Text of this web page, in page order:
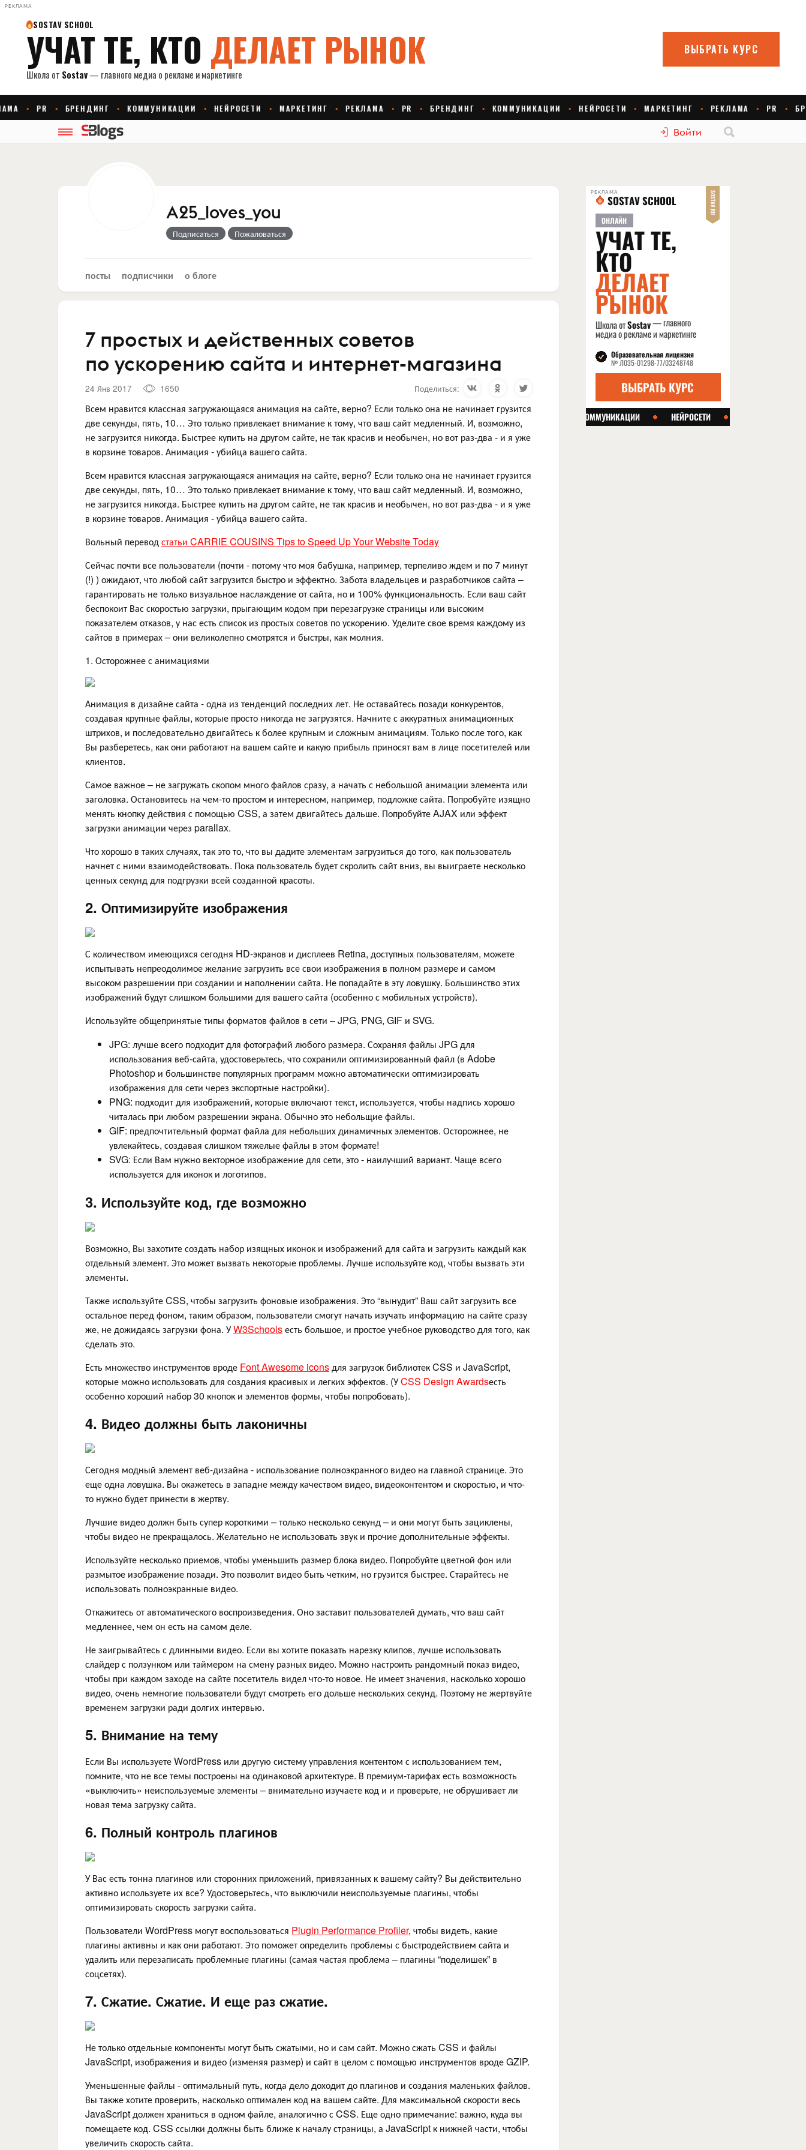
РЕКЛАМА
Войти
A25_loves_you
Подписаться Пожаловаться
посты подписчики о блоге
7 простых и действенных советов
по ускорению сайта и интернет-магазина
24 Янв 2017 1650 Поделиться:
Всем нравится классная загружающаяся анимация на сайте, верно? Если только она не начинает грузится
две секунды, пять, 10… Это только привлекает внимание к тому, что ваш сайт медленный. И, возможно,
не загрузится никогда. Быстрее купить на другом сайте, не так красив и необычен, но вот раз-два - и я уже
в корзине товаров. Анимация - убийца вашего сайта.
Всем нравится классная загружающаяся анимация на сайте, верно? Если только она не начинает грузится
две секунды, пять, 10… Это только привлекает внимание к тому, что ваш сайт медленный. И, возможно,
не загрузится никогда. Быстрее купить на другом сайте, не так красив и необычен, но вот раз-два - и я уже
в корзине товаров. Анимация - убийца вашего сайта.
Вольный перевод статьи CARRIE COUSINS Tips to Speed Up Your Website Today
Сейчас почти все пользователи (почти - потому что моя бабушка, например, терпеливо ждем и по 7 минут
(!) ) ожидают, что любой сайт загрузится быстро и эффектно. Забота владельцев и разработчиков сайта –
гарантировать не только визуальное наслаждение от сайта, но и 100% функциональность. Если ваш сайт
беспокоит Вас скоростью загрузки, прыгающим кодом при перезагрузке страницы или высоким
показателем отказов, у нас есть список из простых советов по ускорению. Уделите свое время каждому из
сайтов в примерах – они великолепно смотрятся и быстры, как молния.
1. Осторожнее с анимациями
Анимация в дизайне сайта - одна из тенденций последних лет. Не оставайтесь позади конкурентов,
создавая крупные файлы, которые просто никогда не загрузятся. Начните с аккуратных анимационных
штрихов, и последовательно двигайтесь к более крупным и сложным анимациям. Только после того, как
Вы разберетесь, как они работают на вашем сайте и какую прибыль приносят вам в лице посетителей или
клиентов.
Самое важное – не загружать скопом много файлов сразу, а начать с небольшой анимации элемента или
заголовка. Остановитесь на чем-то простом и интересном, например, подложке сайта. Попробуйте изящно
менять кнопку действия с помощью CSS, а затем двигайтесь дальше. Попробуйте AJAX или эффект
загрузки анимации через parallax.
Что хорошо в таких случаях, так это то, что вы дадите элементам загрузиться до того, как пользователь
начнет с ними взаимодействовать. Пока пользователь будет скролить сайт вниз, вы выиграете несколько
ценных секунд для подгрузки всей созданной красоты.
2. Оптимизируйте изображения
С количеством имеющихся сегодня HD-экранов и дисплеев Retina, доступных пользователям, можете
испытывать непреодолимое желание загрузить все свои изображения в полном размере и самом
высоком разрешении при создании и наполнении сайта. Не попадайте в эту ловушку. Большинство этих
изображений будут слишком большими для вашего сайта (особенно с мобильных устройств).
Используйте общепринятые типы форматов файлов в сети – JPG, PNG, GIF и SVG.
JPG: лучше всего подходит для фотографий любого размера. Сохраняя файлы JPG для
использования веб-сайта, удостоверьтесь, что сохранили оптимизированный файл (в Adobe
Photoshop и большинстве популярных программ можно автоматически оптимизировать
изображения для сети через экспортные настройки).
PNG: подходит для изображений, которые включают текст, используется, чтобы надпись хорошо
читалась при любом разрешении экрана. Обычно это небольщие файлы.
GIF: предпочтительный формат файла для небольших динамичных элементов. Осторожнее, не
увлекайтесь, создавая слишком тяжелые файлы в этом формате!
SVG: Если Вам нужно векторное изображение для сети, это - наилучший вариант. Чаще всего
используется для иконок и логотипов.
3. Используйте код, где возможно
Возможно, Вы захотите создать набор изящных иконок и изображений для сайта и загрузить каждый как
отдельный элемент. Это может вызвать некоторые проблемы. Лучше используйте код, чтобы вызвать эти
элементы.
Также используйте CSS, чтобы загрузить фоновые изображения. Это “вынудит” Ваш сайт загрузить все
остальное перед фоном, таким образом, пользователи смогут начать изучать информацию на сайте сразу
же, не дожидаясь загрузки фона. УW3Schoolsесть большое, и простое учебное руководство для того, как
сделать это.
Есть множество инструментов вроде Font Awesome iconsдля загрузок библиотек CSS и JavaScript,
которые можно использовать для создания красивых и легких эффектов. (УCSS Design Awardsесть
особенно хороший набор 30 кнопок и элементов формы, чтобы попробовать).
4. Видео должны быть лаконичны
Сегодня модный элемент веб-дизайна - использование полноэкранного видео на главной странице. Это
еще одна ловушка. Вы окажетесь в западне между качеством видео, видеоконтентом и скоростью, и что-
то нужно будет принести в жертву.
Лучшие видео должн быть супер короткими – только несколько секунд – и они могут быть зациклены,
чтобы видео не прекращалось. Желательно не использовать звук и прочие дополнительные эффекты.
Используйте несколько приемов, чтобы уменьшить размер блока видео. Попробуйте цветной фон или
размытое изображение позади. Это позволит видео быть четким, но грузится быстрее. Старайтесь не
использовать полноэкранные видео.
Откажитесь от автоматического воспроизведения. Оно заставит пользователей думать, что ваш сайт
медленнее, чем он есть на самом деле.
Не заигрывайтесь с длинными видео. Если вы хотите показать нарезку клипов, лучше использовать
слайдер с ползунком или таймером на смену разных видео. Можно настроить рандомный показ видео,
чтобы при каждом заходе на сайте посетитель видел что-то новое. Не имеет значения, насколько хорошо
видео, очень немногие пользователи будут смотреть его дольше нескольких секунд. Поэтому не жертвуйте
временем загрузки ради долгих интервью.
5. Внимание на тему
Если Вы используете WordPress или другую систему управления контентом с использованием тем,
помните, что не все темы построены на одинаковой архитектуре. В премиум-тарифах есть возможность
«выключить» неиспользуемые элементы – внимательно изучаете код и и проверьте, не обрушивает ли
новая тема загрузку сайта.
6. Полный контроль плагинов
У Вас есть тонна плагинов или сторонних приложений, привязанных к вашему сайту? Вы действительно
активно используете их все? Удостоверьтесь, что выключили неиспользуемые плагины, чтобы
оптимизировать скорость загрузки сайта.
Пользователи WordPress могут воспользоваться Plugin Performance Profiler, чтобы видеть, какие
плагины активны и как они работают. Это поможет определить проблемы с быстродействием сайта и
удалить или перезаписать проблемные плагины (самая частая проблема – плагины “поделишек” в
соцсетях).
7. Сжатие. Сжатие. И еще раз сжатие.
Не только отдельные компоненты могут быть сжатыми, но и сам сайт. Можно сжать CSS и файлы
JavaScript, изображения и видео (изменяя размер) и сайт в целом с помощью инструментов вроде GZIP.
Уменьшенные файлы - оптимальный путь, когда дело доходит до плагинов и создания маленьких файлов.
Вы также хотите проверить, насколько оптимален код на вашем сайте. Для максимальной скорости весь
JavaScript должен храниться в одном файле, аналогично с CSS. Еще одно примечание: важно, куда вы
помещаете код. CSS ссылки должны быть ближе к началу страницы, а JavaScript к нижней части, чтобы
увеличить скорость сайта.
РЕКЛАМА